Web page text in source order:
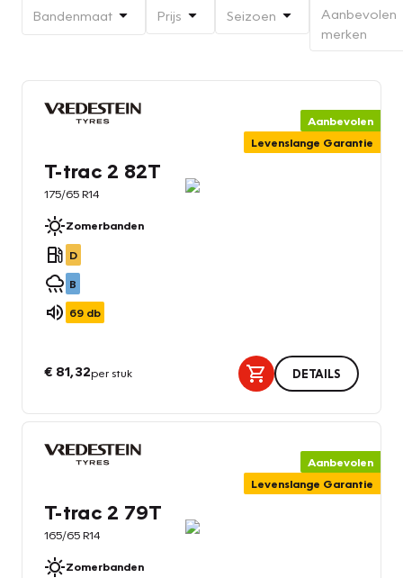
Bandenmaat Prijs Seizoen
Aanbevolen
merken
Aanbevolen
Levenslange Garantie
T-trac 2 82T
175/65 R14
Zomerbanden
D
B
69 db
€ 81,32per stuk DETAILS
Aanbevolen
Levenslange Garantie
T-trac 2 79T
165/65 R14
Zomerbanden